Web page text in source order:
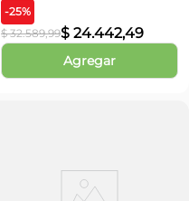
g
-25%
$ 32.589,99$ 24.442,49
Agregar